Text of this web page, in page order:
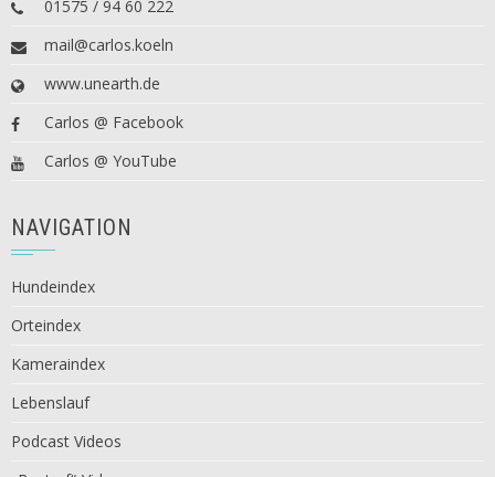
01575 / 94 60 222
mail@carlos.koeln
www.unearth.de
Carlos @ Facebook
Carlos @ YouTube
NAVIGATION
Hundeindex
Orteindex
Kameraindex
Lebenslauf
Podcast Videos